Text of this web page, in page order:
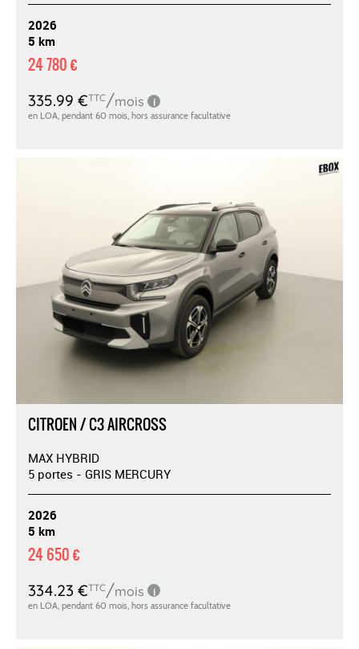
2026
5 km
24 780 €
CITROEN / C3 AIRCROSS
MAX HYBRID
5 portes - GRIS MERCURY
2026
5 km
24 650 €